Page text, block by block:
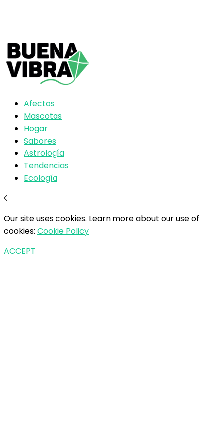
Afectos
Mascotas
Hogar
Sabores
Astrología
Tendencias
Ecología
Our site uses cookies. Learn more about our use of
cookies: Cookie Policy
ACCEPT